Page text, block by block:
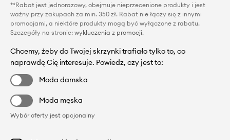
**Rabat jest jednorazowy, obejmuje nieprzecenione produkty i jest
ważny przy zakupach za min. 350 zł. Rabat nie łączy się z innymi
promocjami, a niektóre produkty mogą być wyłączone z rabatu.
Szczegóły na stronie: wykluczenia z promocji.
Chcemy, żeby do Twojej skrzynki trafiało tylko to, co
naprawdę Cię interesuje. Powiedz, czy jest to:
Moda damska
Moda męska
Wybór oferty jest opcjonalny